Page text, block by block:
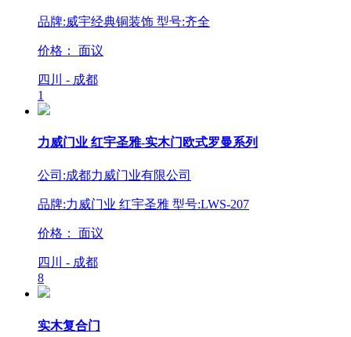
品牌:威宇经典铜装饰 型号:齐全
价格： 面议
四川 - 成都
1
力威门业 红宇圣雅-实木门欧式罗曼系列
公司:成都力威门业有限公司
品牌:力威门业 红宇圣雅 型号:LWS-207
价格： 面议
四川 - 成都
8
实木复合门